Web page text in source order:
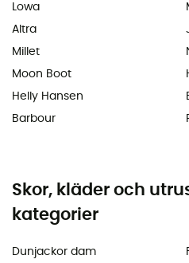
Lowa
Altra
Millet
Moon Boot
Helly Hansen
Barbour
Skor, kläder och
kategorier
Dunjackor dam